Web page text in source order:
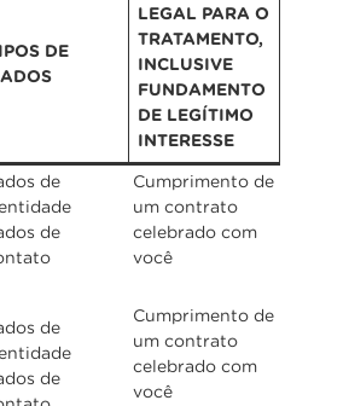
DE
LEGAL PARA O
TRATAMENTO,
INCLUSIVE
FUNDAMENTO
DE LEGÍTIMO
INTERESSE
de
de
Cumprimento de
um contrato
celebrado com
você
de
de
Cumprimento de
um contrato
celebrado com
você